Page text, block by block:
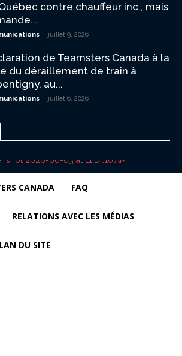
contre chauffeur inc., mais
- juillet 9, 2026
de Teamsters Canada à la
du déraillement de train à
au...
- juillet 6, 2026
CANADA FAQ
RELATIONS AVEC LES MÉDIAS
DU SITE